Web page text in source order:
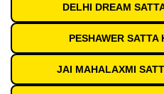
DELHI DREAM
PESHAWER
JAI MAHALAXMI